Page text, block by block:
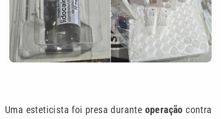
Uma esteticista foi presa durante operação contra